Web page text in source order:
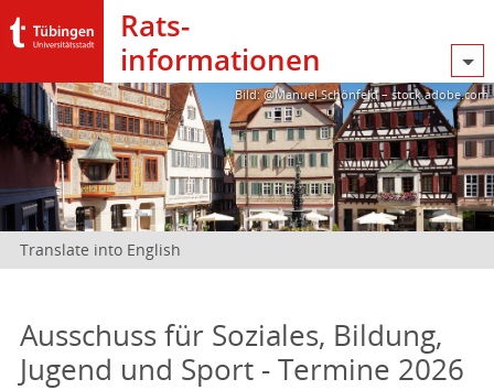
Rats­
informationen
Bild: @Manuel Schönfeld – stock.adobe.com
Translate into English
Ausschuss für Soziales, Bildung,
Jugend und Sport - Termine 2026